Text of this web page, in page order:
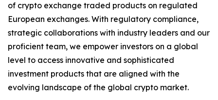
of crypto exchange traded products on regulated
European exchanges. With regulatory compliance,
strategic collaborations with industry leaders and our
proficient team, we empower investors on a global
level to access innovative and sophisticated
investment products that are aligned with the
evolving landscape of the global crypto market.